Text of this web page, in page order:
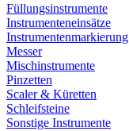
Füllungsinstrumente
Instrumenteneinsätze
Instrumentenmarkierung
Messer
Mischinstrumente
Pinzetten
Scaler & Küretten
Schleifsteine
Sonstige Instrumente